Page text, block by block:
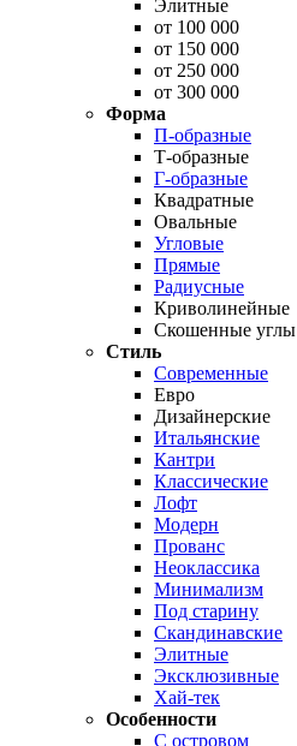
Элитные
от 100 000
от 150 000
от 250 000
от 300 000
Форма
П-образные
Т-образные
Г-образные
Квадратные
Овальные
Угловые
Прямые
Радиусные
Криволинейные
Скошенные углы
Стиль
Современные
Евро
Дизайнерские
Итальянские
Кантри
Классические
Лофт
Модерн
Прованс
Неоклассика
Минимализм
Под старину
Скандинавские
Элитные
Эксклюзивные
Хай-тек
Особенности
С островом